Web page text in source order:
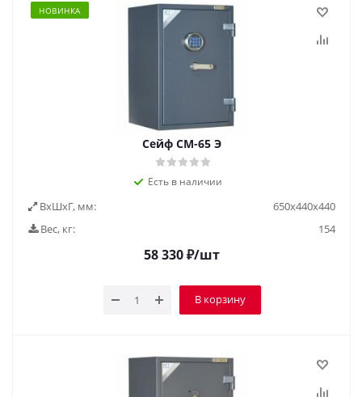
НОВИНКА
Сейф СМ-65 Э
Есть в наличии
ВxШxГ, мм:
650х440х440
Вес, кг:
154
58 330₽/шт
В корзину